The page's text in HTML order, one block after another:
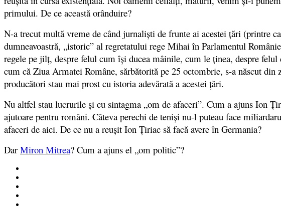
primului. De ce această orânduire?
N-a trecut multă vreme de când jurnalişti de frunte ai acestei ţări (printre
dumneavoastră, „istoric” al regretatului rege Mihai în Parlamentul
regele pe jilţ, despre felul cum îşi ducea mâinile, cum le ţinea, despre
cum că Ziua Armatei Române, sărbătorită pe 25 octombrie, s-a născut
producători stau mai prost cu istoria adevărată a acestei ţări.
Nu altfel stau lucrurile şi cu sintagma „om de afaceri”. Cum a ajuns Ion
ajutoare pentru români. Câteva perechi de teniși nu-l puteau face
afaceri de aici. De ce nu a reușit Ion Țiriac să facă avere în Germania?
Dar Miron Mitrea? Cum a ajuns el „om politic”?